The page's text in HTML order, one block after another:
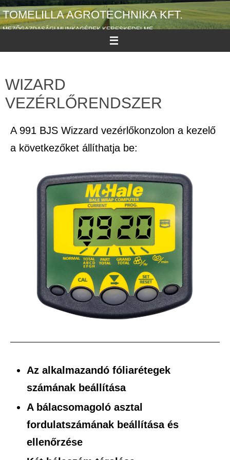
TOMELILLA AGROTECHNIKA KFT.
MEZŐGAZDASÁGI MUNKAGÉPEK KERESKEDELME
WIZARD
VEZÉRLŐRENDSZER
A 991 BJS Wizzard vezérlőkonzolon a kezelő
a következőket állíthatja be:
Az alkalmazandó fóliarétegek
számának beállítása
A bálacsomagoló asztal
fordulatszámának beállítása és
ellenőrzése